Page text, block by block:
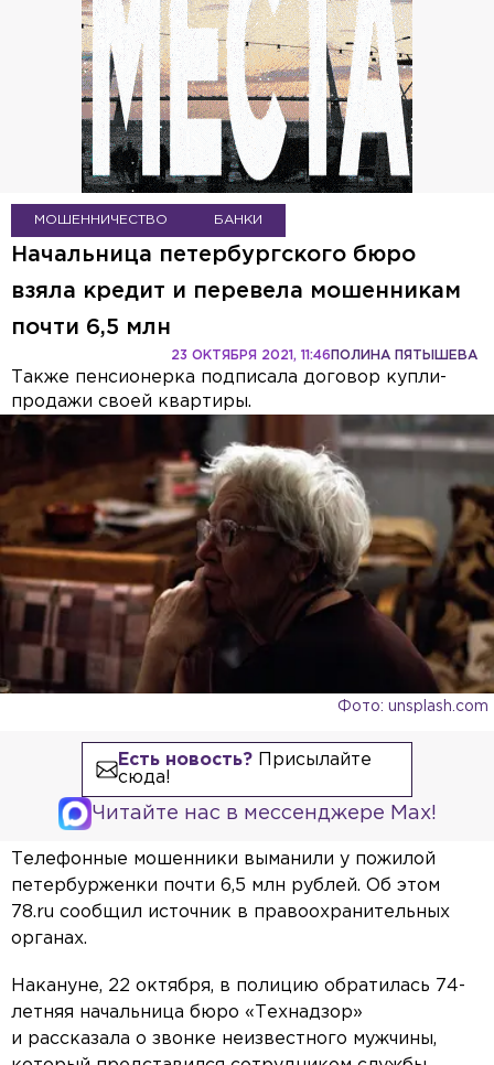
МОШЕННИЧЕСТВО БАНКИ
Начальница петербургского бюро
взяла кредит и перевела мошенникам
почти 6,5 млн
ПОЛИНА ПЯТЫШЕВА
23 ОКТЯБРЯ 2021, 11:46
Также пенсионерка подписала договор купли-
продажи своей квартиры.
Фото: unsplash.com
Есть новость?Присылайте
сюда!
Читайте нас в мессенджере Max!
Телефонные мошенники выманили у пожилой
петербурженки почти 6,5 млн рублей. Об этом
78.ru сообщил источник в правоохранительных
органах.
Накануне, 22 октября, в полицию обратилась 74-
летняя начальница бюро «Технадзор»
и рассказала о звонке неизвестного мужчины,